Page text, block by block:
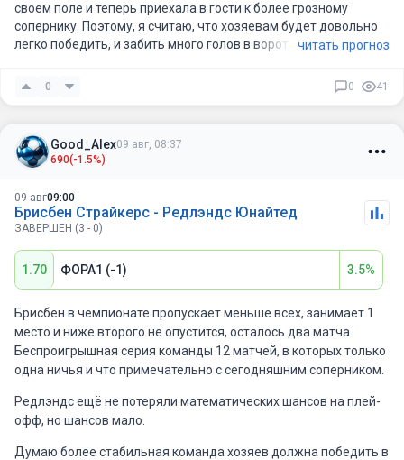
своем поле и теперь приехала в гости к более грозному
сопернику. Поэтому, я считаю, что хозяевам будет довольно
легко победить, и забить много голов в ворота соперника.
читать прогноз
0 0 41
Good_Alex09 авг, 08:37
690(-1.5%)
09 авг09:00
Брисбен Страйкерс - Редлэндс Юнайтед
ЗАВЕРШЕН (3 - 0)
1.70 ФОРА1 (-1) 3.5%
Брисбен в чемпионате пропускает меньше всех, занимает 1
место и ниже второго не опустится, осталось два матча.
Беспроигрышная серия команды 12 матчей, в которых только
одна ничья и что примечательно с сегодняшним соперником.
Редлэндс ещë не потеряли математических шансов на плей-
офф, но шансов мало.
Думаю более стабильная команда хозяев должна победить в